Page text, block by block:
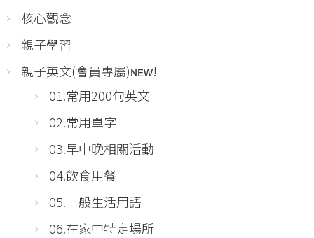
核心觀念
親子學習
親子英文(會員專屬)ɴᴇᴡ!
01.常用200句英文
02.常用單字
03.早中晚相關活動
04.飲食用餐
05.一般生活用語
06.在家中特定場所